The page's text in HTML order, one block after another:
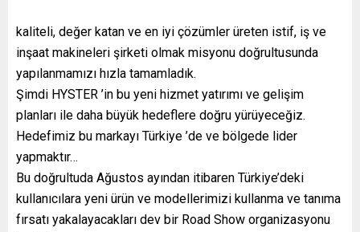
kaliteli, değer katan ve en iyi çözümler üreten istif, iş ve
inşaat makineleri şirketi olmak misyonu doğrultusunda
yapılanmamızı hızla tamamladık.
Şimdi HYSTER ’in bu yeni hizmet yatırımı ve gelişim
planları ile daha büyük hedeflere doğru yürüyeceğiz.
Hedefimiz bu markayı Türkiye ’de ve bölgede lider
yapmaktır…
Bu doğrultuda Ağustos ayından itibaren Türkiye’deki
kullanıcılara yeni ürün ve modellerimizi kullanma ve tanıma
fırsatı yakalayacakları dev bir Road Show organizasyonu